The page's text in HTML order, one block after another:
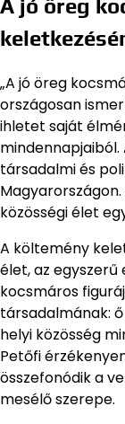
A jó öreg
„A jó öreg
országosan
ihletet saját
mindennapjaiból.
társadalmi és
közösségi élet
A költemény
élet, az egyszerű
kocsmáros
társadalmának:
helyi közösség
Petőfi
összefonódik a
mesélő szerepe.